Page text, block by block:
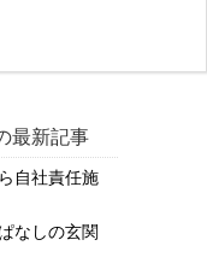
最新記事
自社責任施
なしの玄関